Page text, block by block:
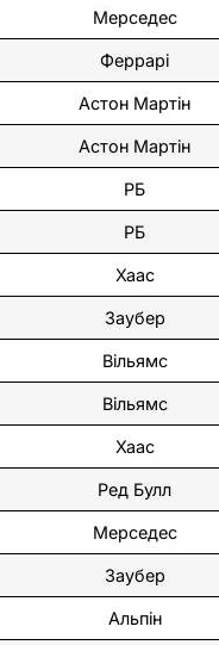
Мерседес
Феррарі
Астон Мартін
Астон Мартін
РБ
РБ
Хаас
Заубер
Вільямс
Вільямс
Хаас
Ред Булл
Мерседес
Заубер
Альпін